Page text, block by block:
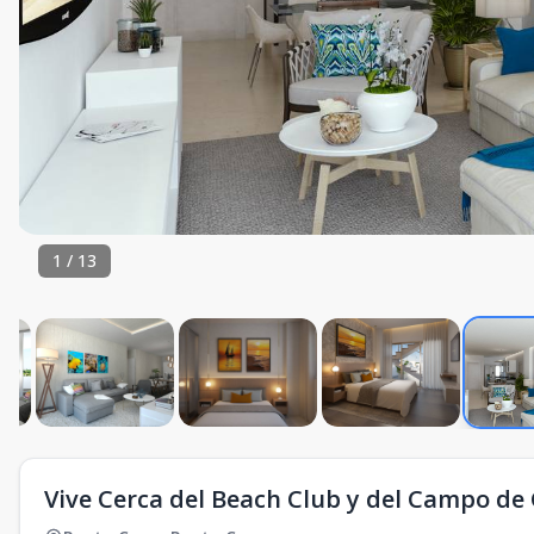
1 / 13
Vive Cerca del Beach Club y del Campo de